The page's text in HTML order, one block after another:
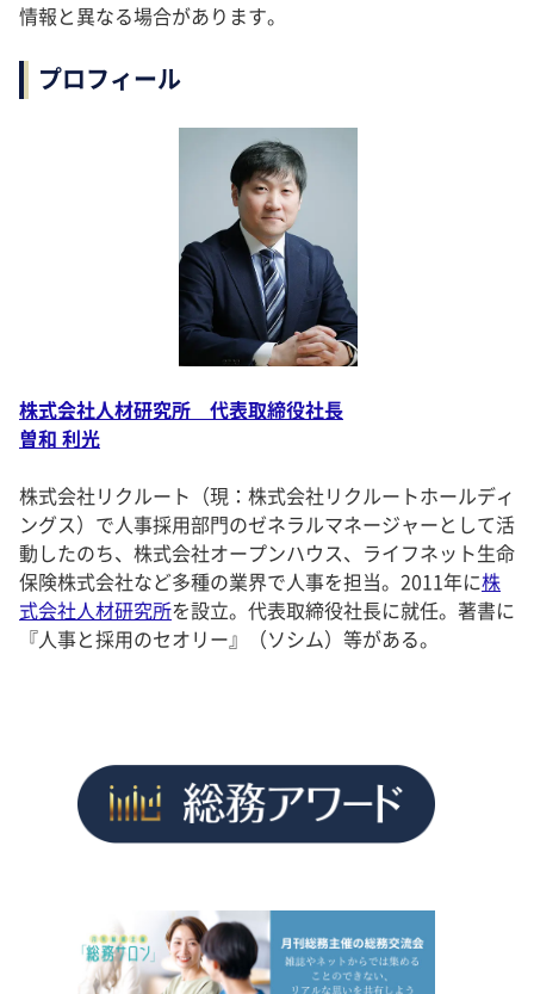
情報と異なる場合があります。
プロフィール
株式会社人材研究所 代表取締役社長
曽和 利光
株式会社リクルート（現：株式会社リクルートホールディ
ングス）で人事採用部門のゼネラルマネージャーとして活
動したのち、株式会社オープンハウス、ライフネット生命
保険株式会社など多種の業界で人事を担当。2011年に株
式会社人材研究所を設立。代表取締役社長に就任。著書に
『人事と採用のセオリー』（ソシム）等がある。